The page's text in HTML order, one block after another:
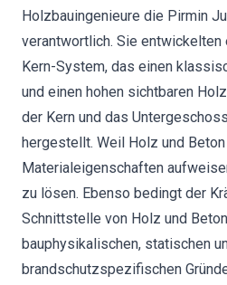
Holzbauingenieure die Pirmin
verantwortlich. Sie entwickelten
Kern-System, das einen
und einen hohen sichtbaren
der Kern und das
hergestellt. Weil Holz und
Materialeigenschaften
zu lösen. Ebenso bedingt der
Schnittstelle von Holz und
bauphysikalischen, statischen
brandschutzspezifischen